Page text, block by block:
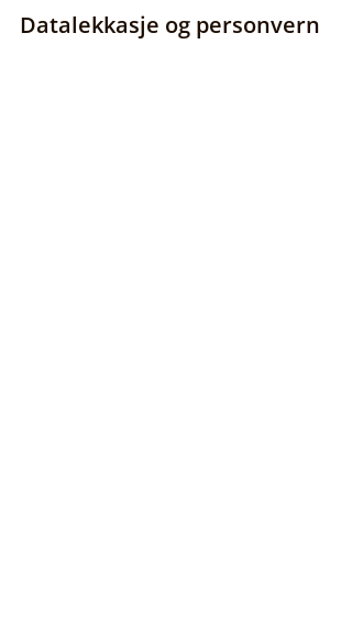
Datalekkasje og personvern